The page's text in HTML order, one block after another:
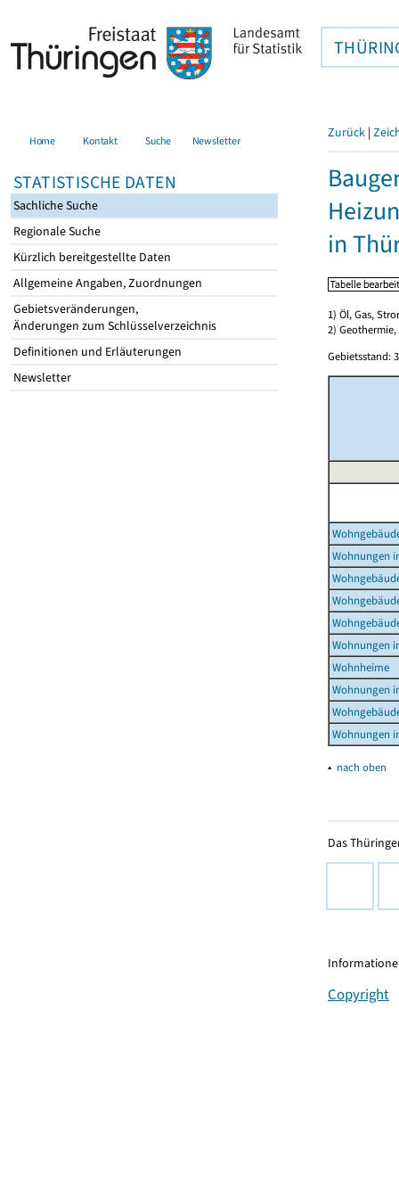
Home Kontakt Suche Newsletter
STATISTISCHE DATEN
Sachliche Suche
Regionale Suche
Kürzlich bereitgestellte Daten
Allgemeine Angaben, Zuordnungen
Gebietsveränderungen,
Änderungen zum Schlüsselverzeichnis
Definitionen und Erläuterungen
Newsletter
Zurück |
in
1) Öl, Gas,
2)
Gebietsstand:
Wohnungen
Wohnungen
Wohnheime
Wohnungen
Wohnungen
▴ nach oben
Das
Copyright